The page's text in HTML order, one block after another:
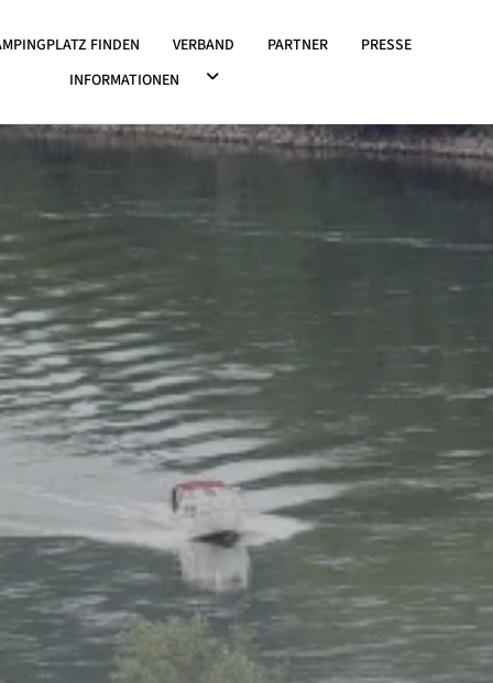
ÖFFNENFINDEN VERBAND PARTNER
PRESSE
INFORMATIONEN
DROPDOWN ÖFFNEN